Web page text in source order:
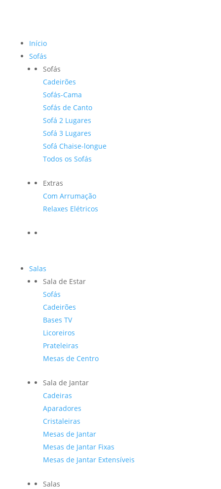
Início
Sofás
Sofás
Cadeirões
Sofás-Cama
Sofás de Canto
Sofá 2 Lugares
Sofá 3 Lugares
Sofá Chaise-longue
Todos os Sofás
Extras
Com Arrumação
Relaxes Elétricos
Salas
Sala de Estar
Sofás
Cadeirões
Bases TV
Licoreiros
Prateleiras
Mesas de Centro
Sala de Jantar
Cadeiras
Aparadores
Cristaleiras
Mesas de Jantar
Mesas de Jantar Fixas
Mesas de Jantar Extensíveis
Salas